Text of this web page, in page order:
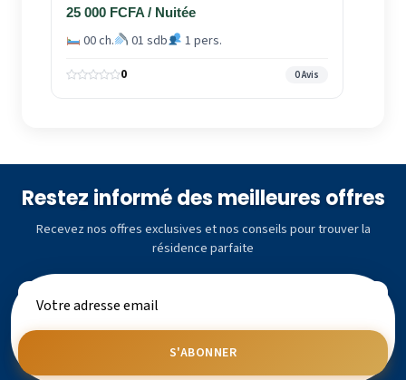
25 000 FCFA / Nuitée
00 ch. 01 sdb 1 pers.
0 0 Avis
Restez informé des meilleures offres
Recevez nos offres exclusives et nos conseils pour trouver la
résidence parfaite
S'ABONNER